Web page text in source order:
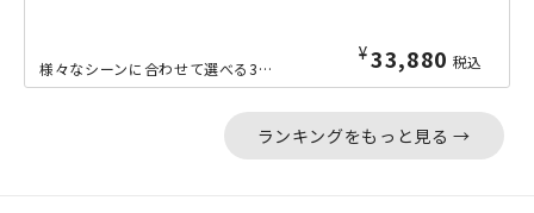
¥33,880 税込
様々なシーンに合わせて選べる3色のカラーラインナップで、素敵なエントランス空間を...
ランキングをもっと見る →